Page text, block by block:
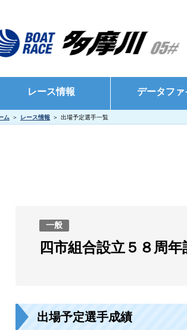
レース情報
シリーズインデックス
出走表・前日予想PDF
モーター抽選結果・前検タイムランキング
データファ
ム レース情報 出場予定選手一覧
一般
四市組合設立５８周
出場予定選手成績